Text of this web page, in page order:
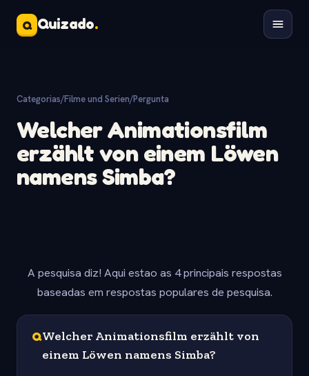
Q Quizado.
Categorias/Filme und Serien/Pergunta
Welcher Animationsfilm
erzählt von einem Löwen
namens Simba?
A pesquisa diz! Aqui estao as 4 principais respostas
baseadas em respostas populares de pesquisa.
QWelcher Animationsfilm erzählt von
einem Löwen namens Simba?